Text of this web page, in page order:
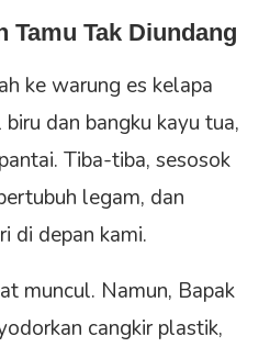
Tamu Tak Diundang
ke warung es kelapa
dan bangku kayu tua,
Tiba-tiba, sesosok
legam, dan
di depan kami.
muncul. Namun, Bapak
cangkir plastik,